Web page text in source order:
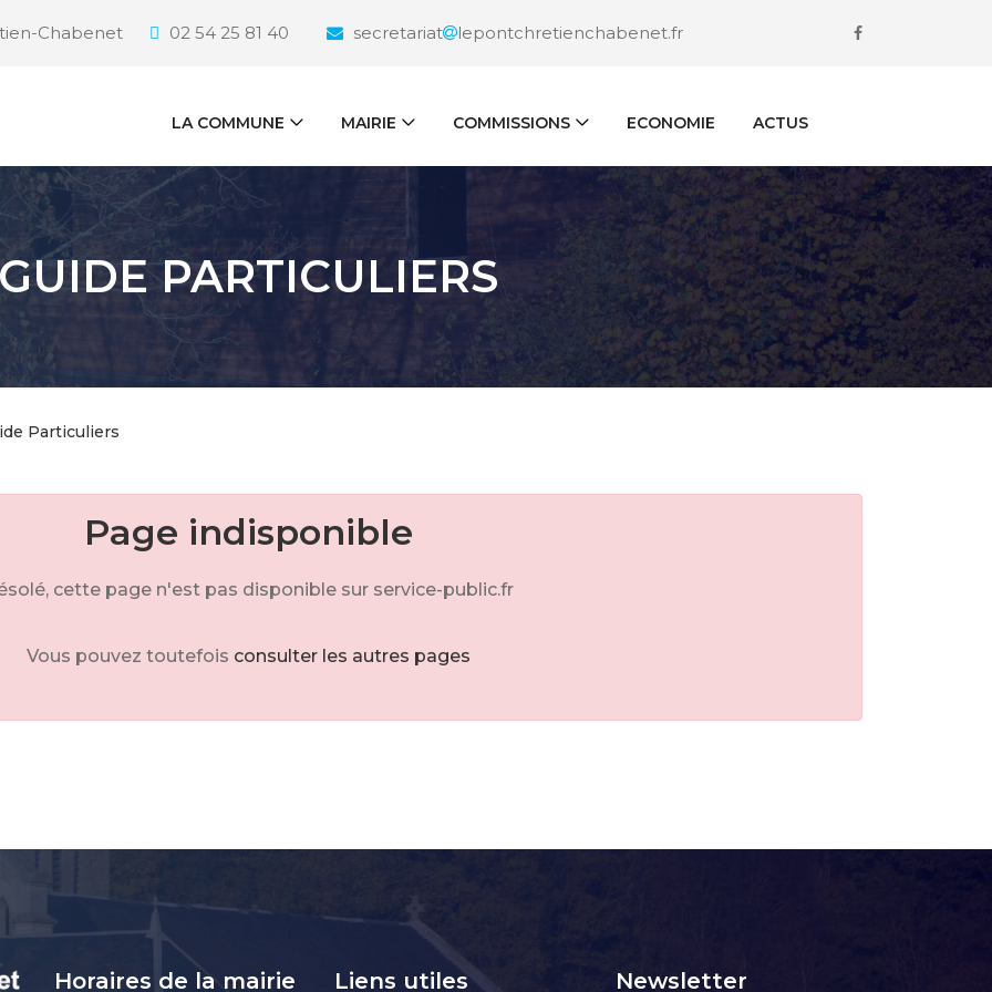
Chabenet 02 54 25 81 40 secretariat lepontchretienchabenet.fr
LA COMMUNE MAIRIE COMMISSIONS ECONOMIE ACTUS
PARTICULIERS
Particuliers
Page indisponible
cette page n'est pas disponible sur service-public.fr
Vous pouvez toutefois consulter les autres pages
Horaires de la mairie Liens utiles Newsletter